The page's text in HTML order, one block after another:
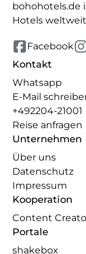
bohohotels.de
Hotels
Facebook
Kontakt
Whatsapp
E-Mail
+492204-21001
Reise anfragen
Unternehmen
Über uns
Datenschutz
Impressum
Kooperation
Content
Portale
shakebox